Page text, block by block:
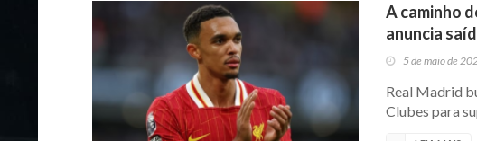
A caminho
anuncia
5 de maio de
Real Madrid
Clubes para